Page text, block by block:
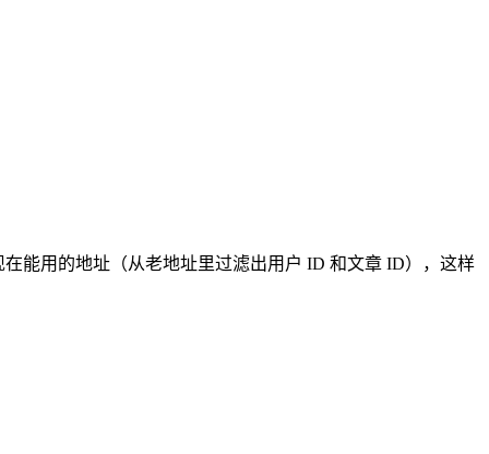
能用的地址（从老地址里过滤出用户 ID 和文章 ID），这样